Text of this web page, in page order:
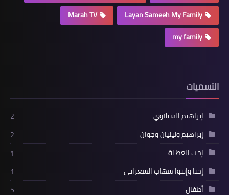
Layan Sameeh My Family
Marah TV
my family
التسميات
إبراهيم السيلاوي
2
إبراهيم وليليان وجوان
2
إجت العطلة
1
إحنا وإنتوا شهاب الشعراني
1
أطفال
5